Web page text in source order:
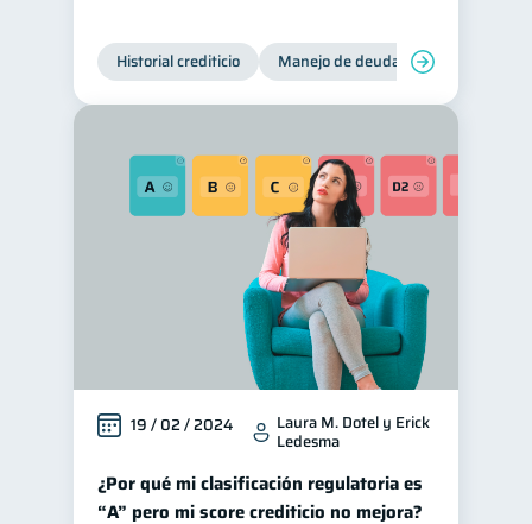
Historial crediticio Manejo de deudas
19 / 02 / 2024 Laura M. Dotel y Erick
Ledesma
¿Por qué mi clasificación regulatoria es
“A” pero mi score crediticio no mejora?